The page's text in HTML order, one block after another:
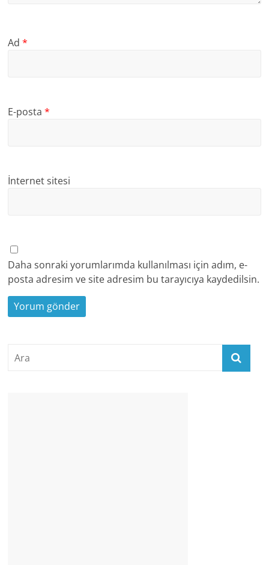
Ad*
E-posta*
İnternet sitesi
Daha sonraki yorumlarımda kullanılması için adım, e-
posta adresim ve site adresim bu tarayıcıya kaydedilsin.